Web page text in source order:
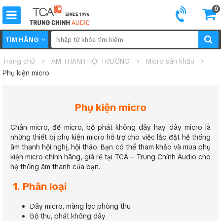
0
TÌM HÃNG
Trang chủ ÂM THANH HỘI TRƯỜNG
Micro sân khấu
Phụ kiện micro
Phụ kiện micro
Chân micro, đế micro, bộ phát không dây hay dây micro là
những thiết bị phụ kiện micro hỗ trợ cho việc lắp đặt hệ thống
âm thanh hội nghị, hội thảo. Bạn có thể tham khảo và mua phụ
kiện micro chính hãng, giá rẻ tại TCA – Trung Chính Audio cho
hệ thống âm thanh của bạn.
1. Phân loại
Dây micro, màng lọc phòng thu
Bộ thu, phát không dây